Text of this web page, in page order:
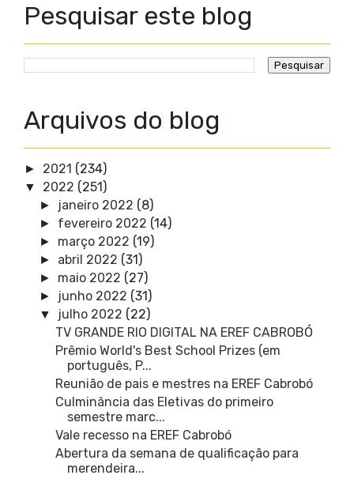
Pesquisar este blog
Arquivos do blog
► 2021 (234)
▼ 2022 (251)
► janeiro 2022 (8)
► fevereiro 2022 (14)
► março 2022 (19)
► abril 2022 (31)
► maio 2022 (27)
► junho 2022 (31)
▼ julho 2022 (22)
TV GRANDE RIO DIGITAL NA EREF CABROBÓ
Prêmio World's Best School Prizes (em
português, P...
Reunião de pais e mestres na EREF Cabrobó
Culminância das Eletivas do primeiro
semestre marc...
Vale recesso na EREF Cabrobó
Abertura da semana de qualificação para
merendeira...